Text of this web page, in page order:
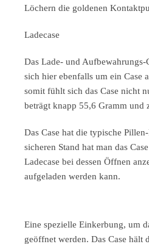
Löchern die goldenen
Ladecase
Das Lade- und Aufbewahrungs-
sich hier ebenfalls um ein Case
somit fühlt sich das Case nicht
beträgt knapp 55,6 Gramm und
Das Case hat die typische
sicheren Stand hat man das
Ladecase bei dessen Öffnen
aufgeladen werden kann.
Eine spezielle Einkerbung, um
geöffnet werden. Das Case hält